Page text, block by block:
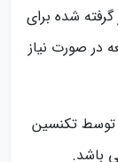
شده برای
در صورت نیاز
توسط تکنسین
باشد.